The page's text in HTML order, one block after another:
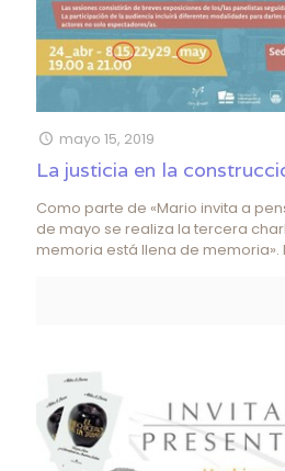
mayo 15, 2019
La justicia en la
Como parte de «Mario invita a
de mayo se realiza la tercera
memoria está llena de memoria».